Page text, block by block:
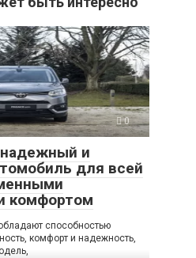
0
и
для всей
комфортом
способностью
комфорт и надежность,